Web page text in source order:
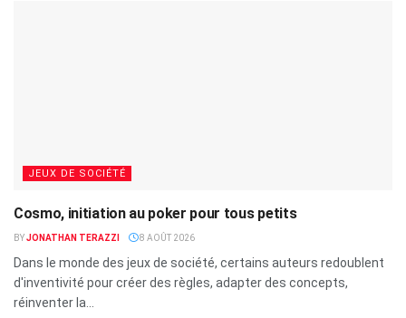
JEUX DE SOCIÉTÉ
Cosmo, initiation au poker pour tous petits
BYJONATHAN TERAZZI 8 AOÛT 2026
Dans le monde des jeux de société, certains auteurs redoublent
d'inventivité pour créer des règles, adapter des concepts,
réinventer la...